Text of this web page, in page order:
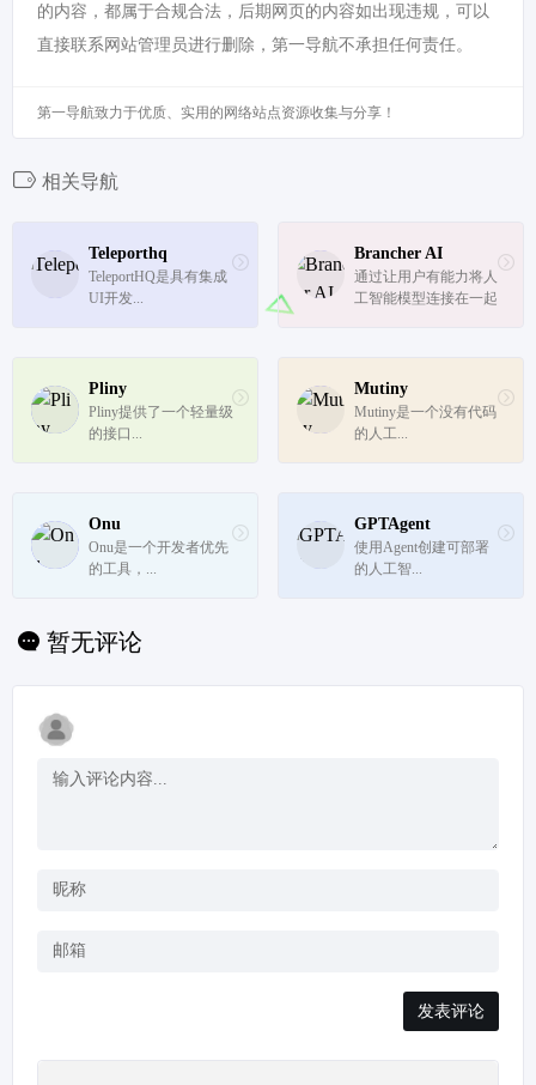
的内容，都属于合规合法，后期网页的内容如出现违规，可以
直接联系网站管理员进行删除，第一导航不承担任何责任。
第一导航致力于优质、实用的网络站点资源收集与分享！
相关导航
Teleporthq
TeleportHQ是具有集成
UI开发...
Brancher AI
通过让用户有能力将人
工智能模型连接在一起
能。盈利并与世界分享
你的创作。
Pliny
Pliny提供了一个轻量级
的接口...
Mutiny
Mutiny是一个没有代码
的人工...
Onu
Onu是一个开发者优先
的工具，...
GPTAgent
使用Agent创建可部署
的人工智...
暂无评论
发表评论